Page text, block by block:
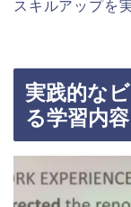
スキルアップを
実践的な
る学習内容